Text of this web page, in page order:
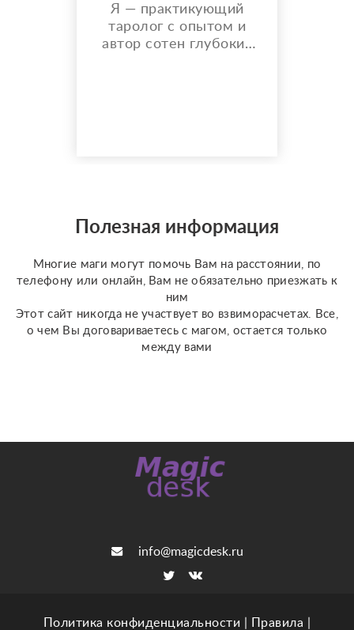
Я — практикующий
таролог с опытом и
автор сотен глубоких
конкретную задачу
(Классическое Таро
Таро ...
Полезная информация
Многие маги могут помочь Вам на расстоянии, по
телефону или онлайн, Вам не обязательно приезжать к
ним
Этот сайт никогда не участвует во взвиморасчетах. Все,
о чем Вы договариваетесь с магом, остается только
между вами
info@magicdesk.ru
Политика конфиденциальности Правила